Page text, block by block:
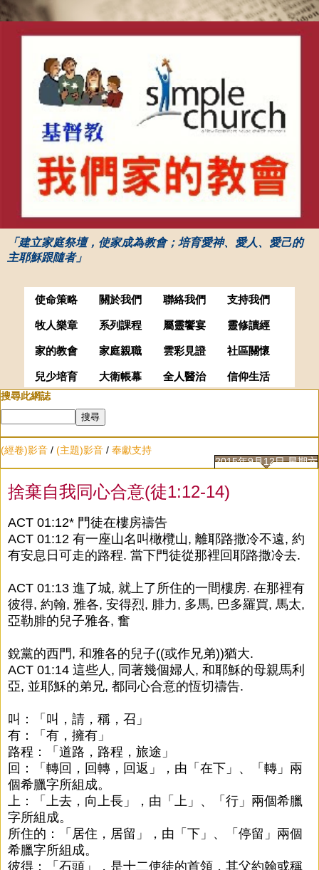
「建立家庭祭壇，使家成為教會；培育愛神、愛人、愛己的
主耶穌跟隨者」
使命策略 關於我們 聯絡我們 支持我們
牧人樂章 系列課程 屬靈饗宴 靈修讀經
家的教會 家庭親職 雲彩見證 社區關懷
兒少培育 大衛帳幕 全人醫治
信仰生活
搜尋此網誌
(經卷)影音 / (主題)影音 / 奉獻支持
2015年9月12日 星期六
捨棄自我同心合意(徒1:12-14)
ACT 01:12* 門徒在樓房禱告
ACT 01:12 有一座山名叫橄欖山, 離耶路撒冷不遠, 約
有安息日可走的路程. 當下門徒從那裡回耶路撒冷去.
ACT 01:13 進了城, 就上了所住的一間樓房. 在那裡有
彼得, 約翰, 雅各, 安得烈, 腓力, 多馬, 巴多羅買, 馬太,
亞勒腓的兒子雅各, 奮
銳黨的西門, 和雅各的兒子((或作兄弟))猶大.
ACT 01:14 這些人, 同著幾個婦人, 和耶穌的母親馬利
亞, 並耶穌的弟兄, 都同心合意的恆切禱告.
叫：「叫，請，稱，召」
有：「有，擁有」
路程：「道路，路程，旅途」
回：「轉回，回轉，回返」，由「在下」、「轉」兩
個希臘字所組成。
上：「上去，向上長」，由「上」、「行」兩個希臘
字所組成。
所住的：「居住，居留」，由「下」、「停留」兩個
希臘字所組成。
彼得：「石頭」，是十二使徒的首領，其父約翰或稱